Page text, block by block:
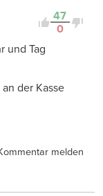
47
0
und Tag
der Kasse
melden